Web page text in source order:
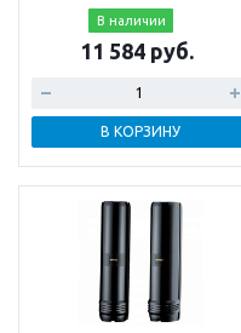
В наличии
11 584 руб.
В КОРЗИНУ